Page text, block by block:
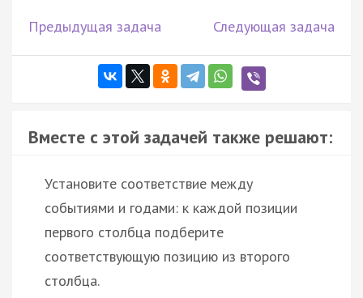
Предыдущая задача Следующая задача
Вместе с этой задачей также решают:
Установите соответствие между
событиями и годами: к каждой позиции
первого столбца подберите
соответствующую позицию из второго
столбца.